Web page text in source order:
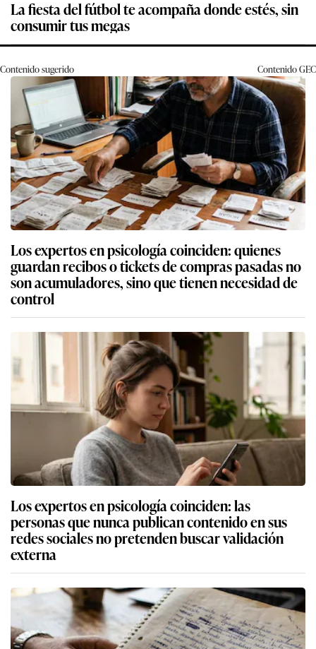
La fiesta del fútbol te acompaña donde estés, sin
consumir tus megas
Contenido sugerido ContenidoGEC
Los expertos en psicología coinciden: quienes
guardan recibos o tickets de compras pasadas no
son acumuladores, sino que tienen necesidad de
control
Los expertos en psicología coinciden: las
personas que nunca publican contenido en sus
redes sociales no pretenden buscar validación
externa